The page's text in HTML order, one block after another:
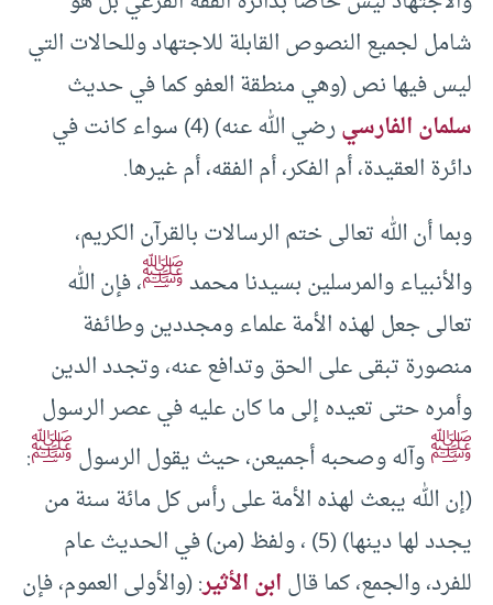
شامل لجميع النصوص القابلة للاجتهاد وللحالات التي
ليس فيها نص (وهي منطقة العفو كما في حديث
سلمان الفارسي
رضي الله عنه) (4) سواء كانت في
دائرة العقيدة، أم الفكر، أم الفقه، أم غيرها.
وبما أن الله تعالى ختم الرسالات بالقرآن الكريم،
والأنبياء والمرسلين بسيدنا محمدﷺ، فإن الله
تعالى جعل لهذه الأمة علماء ومجددين وطائفة
منصورة تبقى على الحق وتدافع عنه، وتجدد الدين
وأمره حتى تعيده إلى ما كان عليه في عصر الرسول
ﷺوآله وصحبه أجميعن، حيث يقول الرسولﷺ:
(إن الله يبعث لهذه الأمة على رأس كل مائة سنة من
يجدد لها دينها) (5) ، ولفظ (من) في الحديث عام
للفرد، والجمع، كما قالابن الأثير: (والأولى العموم، فإن